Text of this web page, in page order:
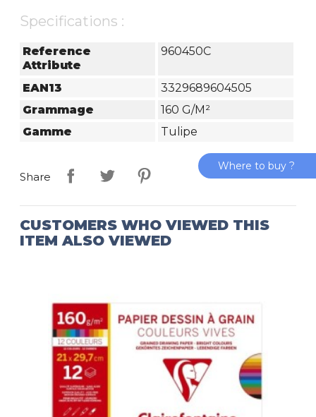
Specifications :
Reference
Attribute
960450C
EAN13
3329689604505
Grammage
160 G/m²
Gamme
Tulipe
Share
CUSTOMERS WHO VIEWED THIS
ITEM ALSO VIEWED
Where to buy ?